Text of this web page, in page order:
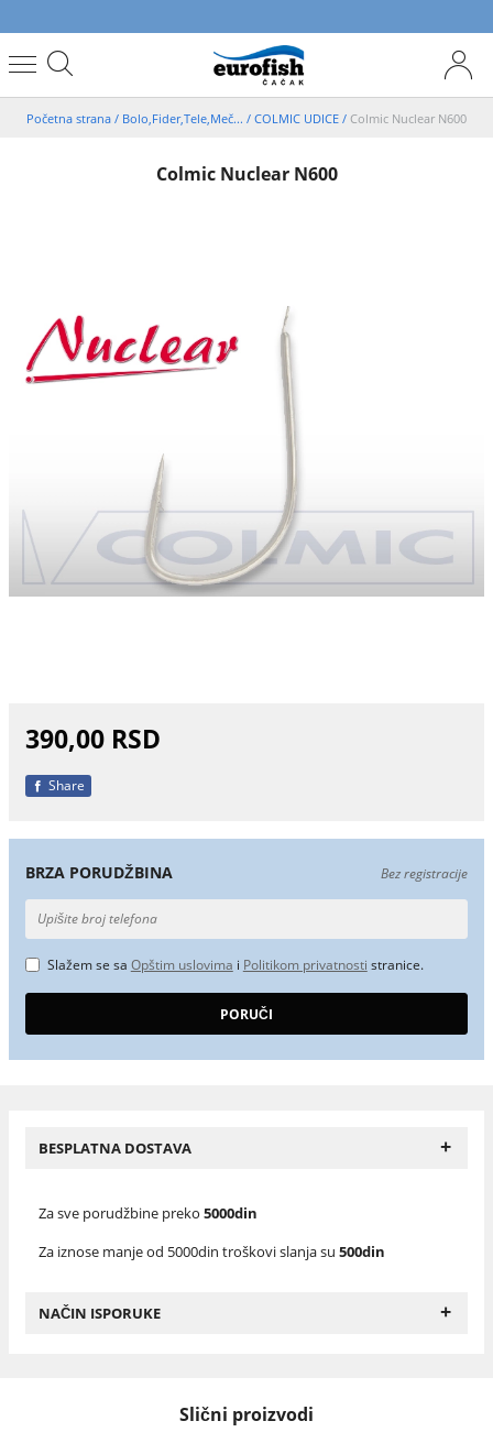
Početna strana / Bolo,Fider,Tele,Meč... / COLMIC UDICE / Colmic Nuclear N600
Colmic Nuclear N600
390,00 RSD
Share
BRZA PORUDŽBINA Bez registracije
Slažem se sa Opštim uslovima i Politikom privatnosti stranice.
BESPLATNA DOSTAVA +
Za sve porudžbine preko 5000din
Za iznose manje od 5000din troškovi slanja su 500din
NAČIN ISPORUKE +
Slični proizvodi